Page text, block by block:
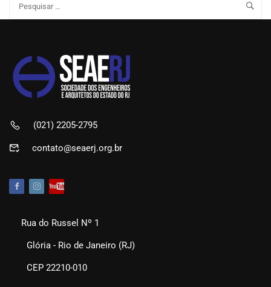
(021) 2205-2795
contato@seaerj.org.br
Rua do Russel Nº 1
Glória - Rio de Janeiro (RJ)
CEP 22210-010